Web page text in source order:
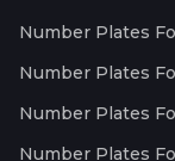
Number Plates
Number Plates
Number Plates
Number Plates